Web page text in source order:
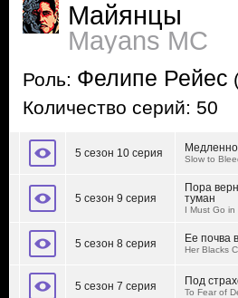
Майянцы
Mayans MC
Роль: Фелипе Рейес
Количество серий: 50
5 сезон 10 серия Slow to
5 сезон 9 серия
Пора
туман
I Must Go in
5 сезон 8 серия Ее почва
Her Blacks
5 сезон 7 серия Под
To Fear of